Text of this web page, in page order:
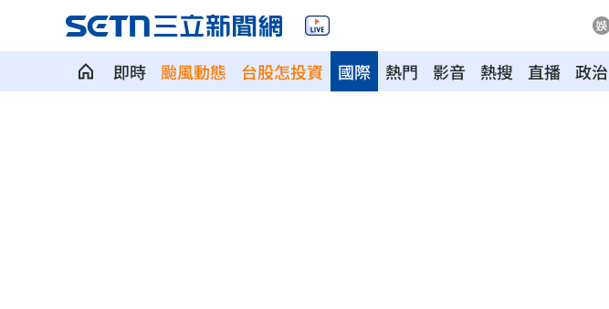
即時 颱風動態 台股怎投資 熱門 影音 熱搜 直播 政治
國際